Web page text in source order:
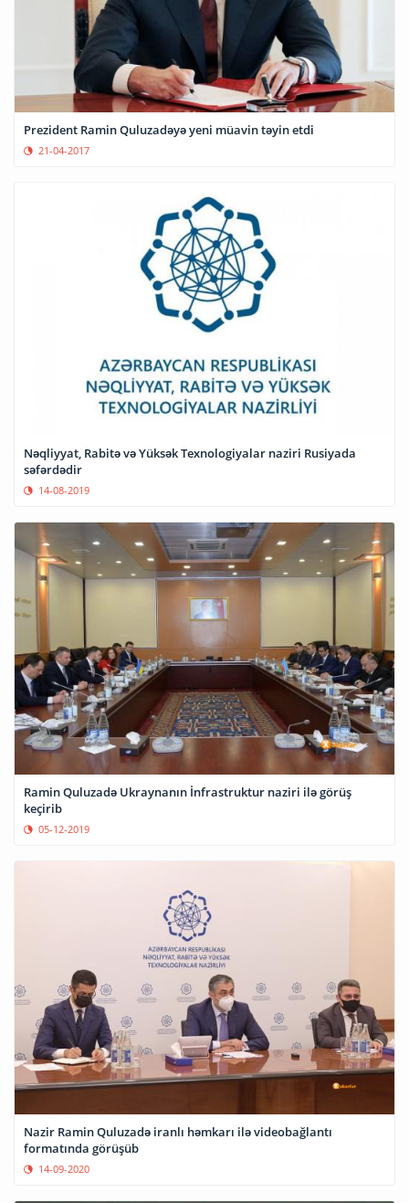
Prezident Ramin Quluzadəyə yeni müavin təyin etdi
21-04-2017
Nəqliyyat, Rabitə və Yüksək Texnologiyalar naziri Rusiyada
səfərdədir
14-08-2019
Ramin Quluzadə Ukraynanın İnfrastruktur naziri ilə görüş
keçirib
05-12-2019
Nazir Ramin Quluzadə iranlı həmkarı ilə videobağlantı
formatında görüşüb
14-09-2020